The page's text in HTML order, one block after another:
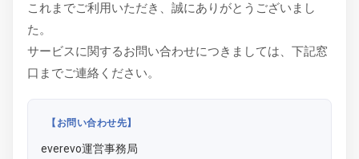
これまでご利用いただき、誠にありがとうございまし
た。
サービスに関するお問い合わせにつきましては、下記窓
口までご連絡ください。
【お問い合わせ先】
everevo運営事務局